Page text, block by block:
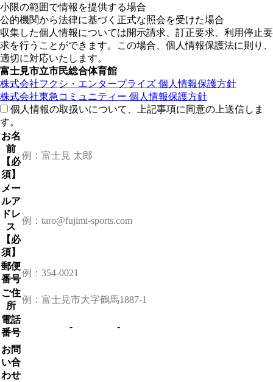
小限の範囲で情報を提供する場合
公的機関から法律に基づく正式な照会を受けた場合
収集した個人情報については開示請求、訂正要求、利用停止要
求を行うことができます。この場合、個人情報保護法に則り、
適切に対応いたします。
富士見市立市民総合体育館
株式会社フクシ・エンタープライズ 個人情報保護方針
株式会社東急コミュニティー 個人情報保護方針
個人情報の取扱いについて、上記事項に同意の上送信しま
す。
お名
前
【必
須】
メー
ルア
ドレ
ス
【必
須】
郵便
番号
ご住
所
電話
番号
- -
お問
い合
わせ